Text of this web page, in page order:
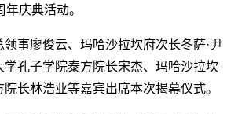
庆典活动。
廖俊云、玛哈沙拉坎府次长冬萨·尹
学孔子学院泰方院长宋杰、玛哈沙拉坎
长林浩业等嘉宾出席本次揭幕仪式。